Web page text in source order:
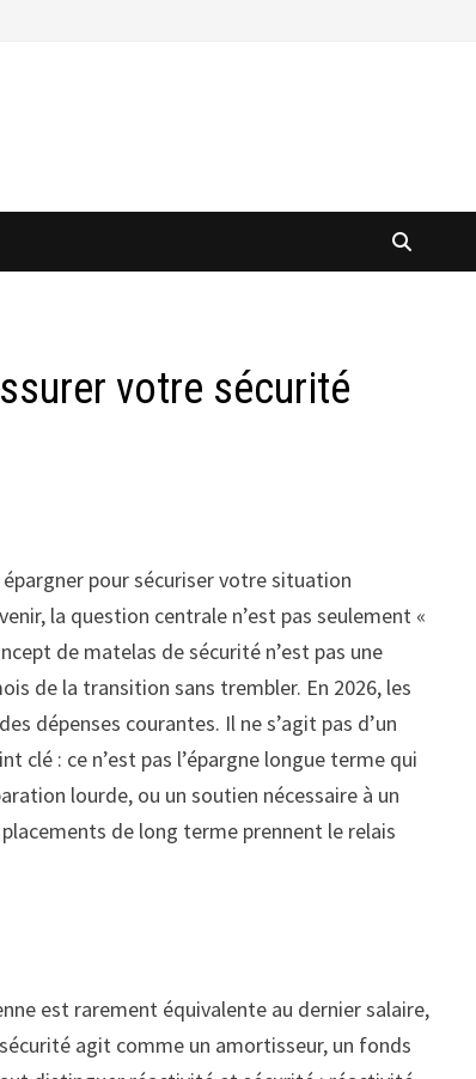
votre sécurité
pour sécuriser votre situation
la question centrale n’est pas seulement «
de matelas de sécurité n’est pas une
de la transition sans trembler. En 2026, les
dépenses courantes. Il ne s’agit pas d’un
: ce n’est pas l’épargne longue terme qui
lourde, ou un soutien nécessaire à un
de long terme prennent le relais
est rarement équivalente au dernier salaire,
agit comme un amortisseur, un fonds